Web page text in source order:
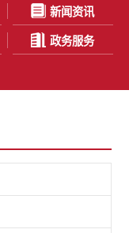
新闻资讯
政务服务